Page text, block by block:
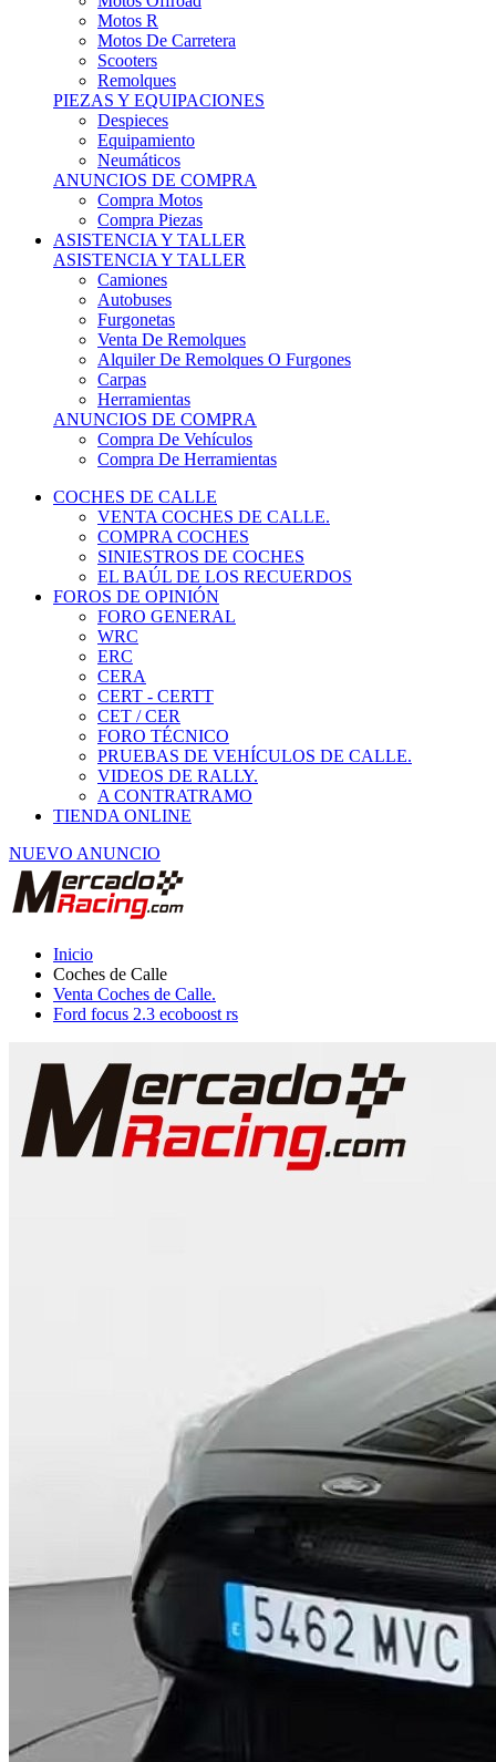
Motos R
Motos De Carretera
Scooters
Remolques
PIEZAS Y EQUIPACIONES
Despieces
Equipamiento
Neumáticos
ANUNCIOS DE COMPRA
Compra Motos
Compra Piezas
ASISTENCIA Y TALLER
ASISTENCIA Y TALLER
Camiones
Autobuses
Furgonetas
Venta De Remolques
Alquiler De Remolques O Furgones
Carpas
Herramientas
ANUNCIOS DE COMPRA
Compra De Vehículos
Compra De Herramientas
COCHES DE CALLE
VENTA COCHES DE CALLE.
COMPRA COCHES
SINIESTROS DE COCHES
EL BAÚL DE LOS RECUERDOS
FOROS DE OPINIÓN
FORO GENERAL
WRC
ERC
CERA
CERT - CERTT
CET / CER
FORO TÉCNICO
PRUEBAS DE VEHÍCULOS DE CALLE.
VIDEOS DE RALLY.
A CONTRATRAMO
TIENDA ONLINE
NUEVO ANUNCIO
Inicio
Coches de Calle
Venta Coches de Calle.
Ford focus 2.3 ecoboost rs